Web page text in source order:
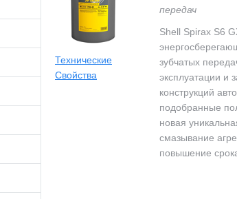
Технические
Свойства
передач
Shell Spirax S6
зубчатых
эксплуатации и
конструкций
подобранные
новая
смазывание
повышение